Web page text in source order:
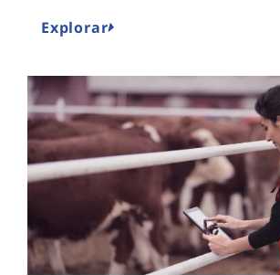
Explorar